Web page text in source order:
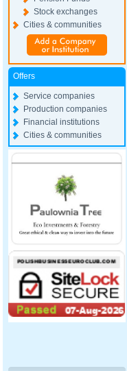
Stock exchanges
Cities & communities
Offers
Service companies
Production companies
Financial institutions
Cities & communities